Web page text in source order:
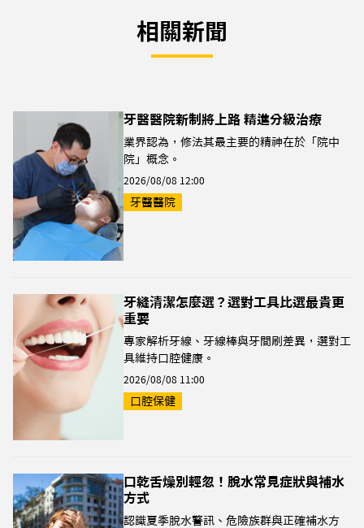
相關新聞
牙醫醫院新制將上路 精進分級治療
業界認為，修法其最主要的精神在於「院中
院」概念。
2026/08/08 12:00
牙醫醫院
牙縫清潔怎麼選？選對工具比選最貴更
重要
專家解析牙線、牙線棒與牙間刷差異，選對工
具維持口腔健康。
2026/08/08 11:00
口腔保健
口乾舌燥別輕忽！脫水常見症狀與補水
方式
認識夏季脫水警訊、危險族群與正確補水方